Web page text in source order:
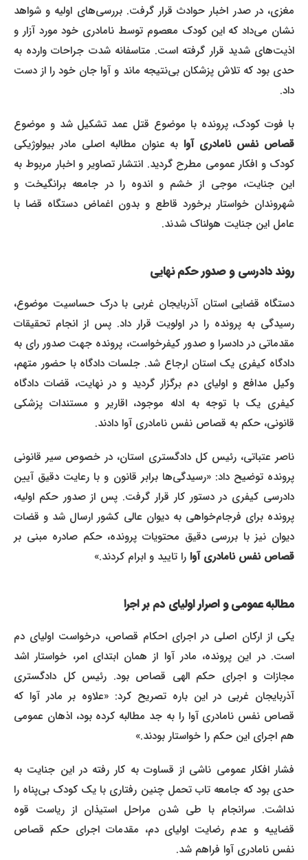
مغزی، در صدر اخبار حوادث قرار گرفت. بررسی‌های اولیه و شواهد
نشان می‌داد که این کودک معصوم توسط نامادری خود مورد آزار و
اذیت‌های شدید قرار گرفته است. متاسفانه شدت جراحات وارده به
حدی بود که تلاش پزشکان بی‌نتیجه ماند و آوا جان خود را از دست
داد.
با فوت کودک، پرونده با موضوع قتل عمد تشکیل شد و موضوع
قصاص نفس نامادری آوا به عنوان مطالبه اصلی مادر بیولوژیکی
کودک و افکار عمومی مطرح گردید. انتشار تصاویر و اخبار مربوط به
این جنایت، موجی از خشم و اندوه را در جامعه برانگیخت و
شهروندان خواستار برخورد قاطع و بدون اغماض دستگاه قضا با
عامل این جنایت هولناک شدند.
روند دادرسی و صدور حکم نهایی
دستگاه قضایی استان آذربایجان غربی با درک حساسیت موضوع،
رسیدگی به پرونده را در اولویت قرار داد. پس از انجام تحقیقات
مقدماتی در دادسرا و صدور کیفرخواست، پرونده جهت صدور رای به
دادگاه کیفری یک استان ارجاع شد. جلسات دادگاه با حضور متهم،
وکیل مدافع و اولیای دم برگزار گردید و در نهایت، قضات دادگاه
کیفری یک با توجه به ادله موجود، اقاریر و مستندات پزشکی
قانونی، حکم به قصاص نفس نامادری آوا دادند.
ناصر عتباتی، رئیس کل دادگستری استان، در خصوص سیر قانونی
پرونده توضیح داد: «رسیدگی‌ها برابر قانون و با رعایت دقیق آیین
دادرسی کیفری در دستور کار قرار گرفت. پس از صدور حکم اولیه،
پرونده برای فرجام‌خواهی به دیوان عالی کشور ارسال شد و قضات
دیوان نیز با بررسی دقیق محتویات پرونده، حکم صادره مبنی بر
قصاص نفس نامادری آوا را تایید و ابرام کردند.»
مطالبه عمومی و اصرار اولیای دم بر اجرا
یکی از ارکان اصلی در اجرای احکام قصاص، درخواست اولیای دم
است. در این پرونده، مادر آوا از همان ابتدای امر، خواستار اشد
مجازات و اجرای حکم الهی قصاص بود. رئیس کل دادگستری
آذربایجان غربی در این باره تصریح کرد: «علاوه بر مادر آوا که
قصاص نفس نامادری آوا را به جد مطالبه کرده بود، اذهان عمومی
هم اجرای این حکم را خواستار بودند.»
فشار افکار عمومی ناشی از قساوت به کار رفته در این جنایت به
حدی بود که جامعه تاب تحمل چنین رفتاری با یک کودک بی‌پناه را
نداشت. سرانجام با طی شدن مراحل استیذان از ریاست قوه
قضاییه و عدم رضایت اولیای دم، مقدمات اجرای حکم قصاص
نفس نامادری آوا فراهم شد.